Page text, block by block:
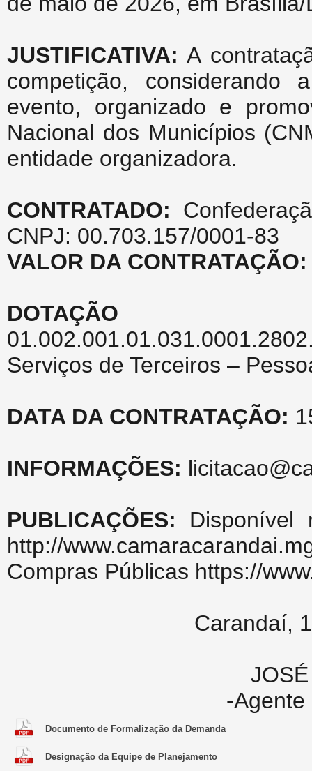
JUSTIFICATIVA: A
competição,
evento, organizado e
Nacional dos Municípios
entidade organizadora.
CONTRATADO:
CNPJ: 00.703.157/0001-83
VALOR DA CONTRATAÇÃO:
DOTAÇÃO
Serviços de Terceiros –
DATA DA CONTRATAÇÃO:
INFORMAÇÕES:
PUBLICAÇÕES: Disponível
http://
Compras Públicas https://
Carandaí,
-Agente
Documento de Formalização da Demanda
Designação da Equipe de Planejamento